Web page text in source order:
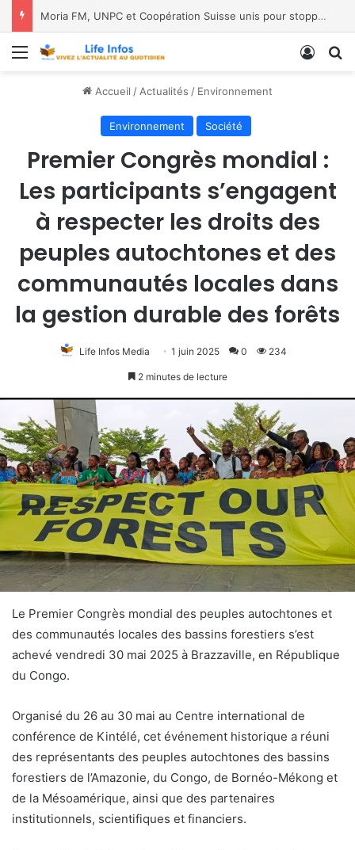
Moria FM, UNPC et Coopération Suisse unis pour stopper Ebola à Bukavu
Menu
Accueil / Actualités / Environnement
Environnement Société
Premier Congrès mondial :
Les participants s’engagent
à respecter les droits des
peuples autochtones et des
communautés locales dans
la gestion durable des forêts
Life Infos Media 1 juin 2025 0 234
2 minutes de lecture
Le Premier Congrès mondial des peuples autochtones et
des communautés locales des bassins forestiers s’est
achevé vendredi 30 mai 2025 à Brazzaville, en République
du Congo.
Organisé du 26 au 30 mai au Centre international de
conférence de Kintélé, cet événement historique a réuni
des représentants des peuples autochtones des bassins
forestiers de l’Amazonie, du Congo, de Bornéo-Mékong et
de la Mésoamérique, ainsi que des partenaires
institutionnels, scientifiques et financiers.